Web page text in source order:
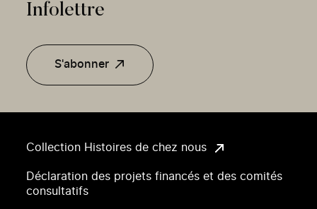
Collection Histoires de chez nous
Déclaration des projets financés et des comités
consultatifs
Infolettre
S'abonner